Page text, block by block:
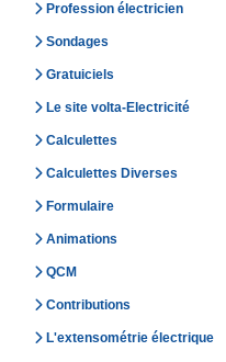
Profession électricien
Sondages
Gratuiciels
Le site volta-Electricité
Calculettes
Calculettes Diverses
Formulaire
Animations
QCM
Contributions
L'extensométrie électrique